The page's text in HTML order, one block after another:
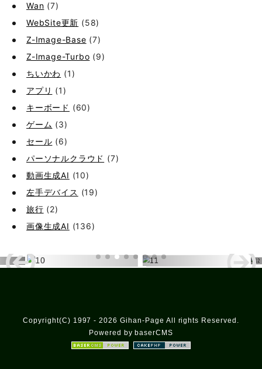
Wan (7)
WebSite更新 (58)
Z-Image-Base (7)
Z-Image-Turbo (9)
ちいかわ (1)
アプリ (1)
キーボード (60)
ゲーム (3)
セール (6)
パーソナルクラウド (7)
動画生成AI (10)
左手デバイス (19)
旅行 (2)
画像生成AI (136)
Copyright(C) 1997 - 2026 Gihan-Page All rights Reserved.
Powered by baserCMS